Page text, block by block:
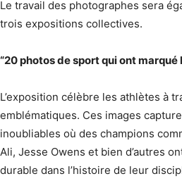
Le travail des photographes sera
trois expositions collectives.
“20 photos de sport qui ont marqué
L’exposition célèbre les athlètes à
emblématiques. Ces images
inoubliables où des champions
Ali, Jesse Owens et bien d’autres
durable dans l’histoire de leur